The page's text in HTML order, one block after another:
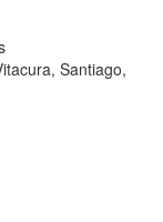
Santiago,